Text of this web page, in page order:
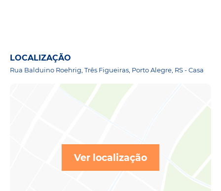
LOCALIZAÇÃO
Rua Balduino Roehrig, Três Figueiras, Porto Alegre, RS - Casa
Ver localização